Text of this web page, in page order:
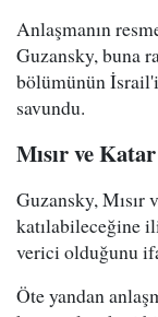
Anlaşmanın
Guzansky, buna
bölümünün
savundu.
Mısır ve
Guzansky, Mısır
katılabileceğine
verici olduğunu
Öte yandan